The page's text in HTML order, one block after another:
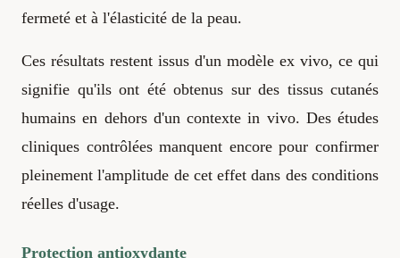
fermeté et à l'élasticité de la peau.
Ces résultats restent issus d'un modèle ex vivo, ce qui
signifie qu'ils ont été obtenus sur des tissus cutanés
humains en dehors d'un contexte in vivo. Des études
cliniques contrôlées manquent encore pour confirmer
pleinement l'amplitude de cet effet dans des conditions
réelles d'usage.
Protection antioxydante